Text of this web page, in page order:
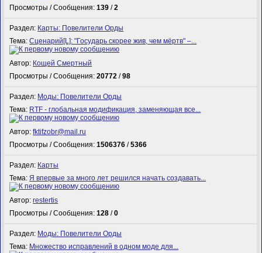
Просмотры / Сообщения:139 /2
Раздел: Карты: Повелители Орды
Тема:Сценарий[L]: "Государь скорее жив, чем мёртв" –...
Автор: Кощей Смертный
Просмотры / Сообщения:20772 /98
Раздел: Моды: Повелители Орды
Тема: RTF - глобальная модификация, заменяющая все...
Автор:fktifzobr@mail.ru
Просмотры / Сообщения:1506376 /5366
Раздел: Карты
Тема:Я впервые за много лет решился начать создавать...
Автор:restertis
Просмотры / Сообщения:128 /0
Раздел: Моды: Повелители Орды
Тема: Множество исправлений в одном моде для...